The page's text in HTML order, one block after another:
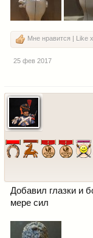
Мне нравится | Like x
25 фев 2017
Добавил глазки и
мере сил